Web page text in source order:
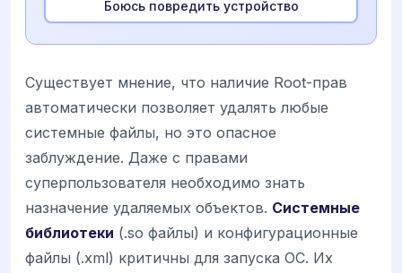
Боюсь повредить устройство
Существует мнение, что наличие Root-прав
автоматически позволяет удалять любые
системные файлы, но это опасное
заблуждение. Даже с правами
суперпользователя необходимо знать
назначение удаляемых объектов. Системные
библиотеки (.so файлы) и конфигурационные
файлы (.xml) критичны для запуска ОС. Их